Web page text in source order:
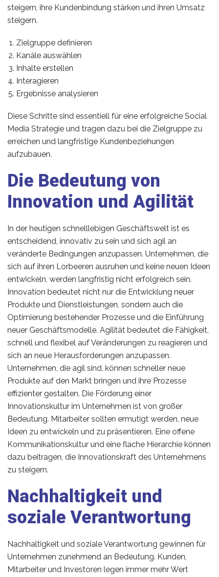
steigern, ihre Kundenbindung stärken und ihren Umsatz
steigern.
Zielgruppe definieren
Kanäle auswählen
Inhalte erstellen
Interagieren
Ergebnisse analysieren
Diese Schritte sind essentiell für eine erfolgreiche Social
Media Strategie und tragen dazu bei die Zielgruppe zu
erreichen und langfristige Kundenbeziehungen
aufzubauen.
Die Bedeutung von
Innovation und Agilität
In der heutigen schnelllebigen Geschäftswelt ist es
entscheidend, innovativ zu sein und sich agil an
veränderte Bedingungen anzupassen. Unternehmen, die
sich auf ihren Lorbeeren ausruhen und keine neuen Ideen
entwickeln, werden langfristig nicht erfolgreich sein.
Innovation bedeutet nicht nur die Entwicklung neuer
Produkte und Dienstleistungen, sondern auch die
Optimierung bestehender Prozesse und die Einführung
neuer Geschäftsmodelle. Agilität bedeutet die Fähigkeit,
schnell und flexibel auf Veränderungen zu reagieren und
sich an neue Herausforderungen anzupassen.
Unternehmen, die agil sind, können schneller neue
Produkte auf den Markt bringen und ihre Prozesse
effizienter gestalten. Die Förderung einer
Innovationskultur im Unternehmen ist von großer
Bedeutung. Mitarbeiter sollten ermutigt werden, neue
Ideen zu entwickeln und zu präsentieren. Eine offene
Kommunikationskultur und eine flache Hierarchie können
dazu beitragen, die Innovationskraft des Unternehmens
zu steigern.
Nachhaltigkeit und
soziale Verantwortung
Nachhaltigkeit und soziale Verantwortung gewinnen für
Unternehmen zunehmend an Bedeutung. Kunden,
Mitarbeiter und Investoren legen immer mehr Wert